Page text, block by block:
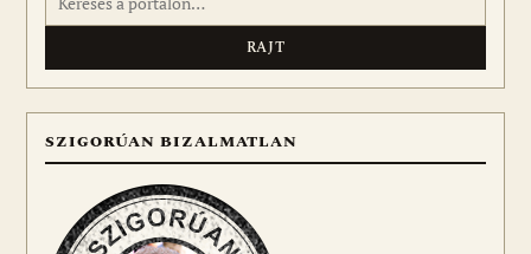
SZIGORÚAN BIZALMATLAN